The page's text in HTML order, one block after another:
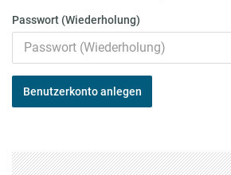
Passwort (Wiederholung)
Benutzerkonto anlegen